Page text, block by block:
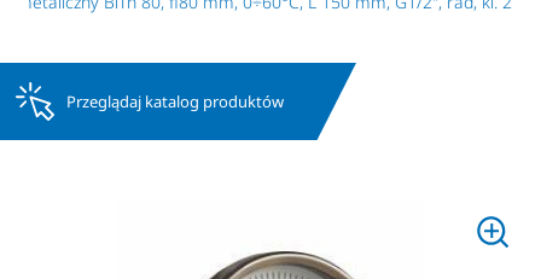
Przeglądaj katalog produktów